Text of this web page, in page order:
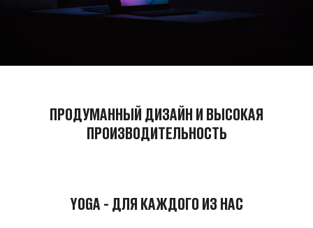
ПРОДУМАННЫЙ ДИЗАЙН И ВЫСОКАЯ
ПРОИЗВОДИТЕЛЬНОСТЬ
YOGA - ДЛЯ КАЖДОГО ИЗ НАС